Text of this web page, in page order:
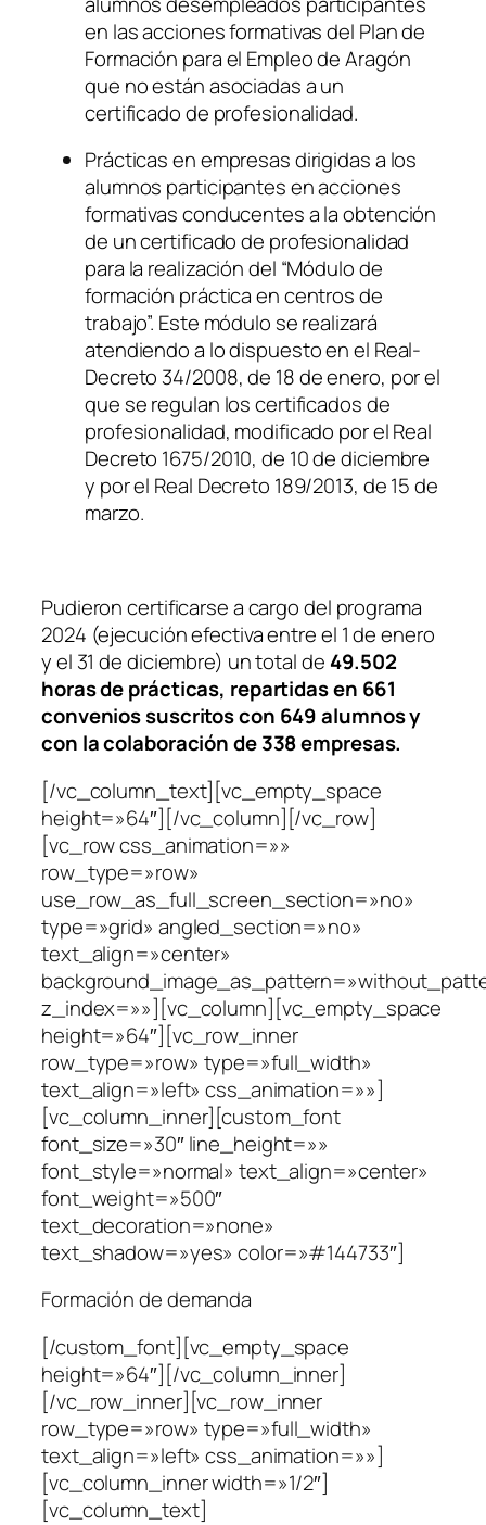
en las acciones formativas del Plan de
Formación para el Empleo de Aragón
que no están asociadas a un
certificado de profesionalidad.
Prácticas en empresas dirigidas a los
alumnos participantes en acciones
formativas conducentes a la obtención
de un certificado de profesionalidad
para la realización del “Módulo de
formación práctica en centros de
trabajo”. Este módulo se realizará
atendiendo a lo dispuesto en el Real-
Decreto 34/2008, de 18 de enero, por el
que se regulan los certificados de
profesionalidad, modificado por el Real
Decreto 1675/2010, de 10 de diciembre
y por el Real Decreto 189/2013, de 15 de
marzo.
Pudieron certificarse a cargo del programa
2024 (ejecución efectiva entre el 1 de enero
y el 31 de diciembre) un total de 49.502
horas de prácticas, repartidas en 661
convenios suscritos con 649 alumnos y
con la colaboración de 338 empresas.
[/vc_column_text][vc_empty_space
height=»64″][/vc_column][/vc_row]
[vc_row css_animation=»»
row_type=»row»
use_row_as_full_screen_section=»no»
type=»grid» angled_section=»no»
text_align=»center»
z_index=»»][vc_column][vc_empty_space
height=»64″][vc_row_inner
row_type=»row» type=»full_width»
text_align=»left» css_animation=»»]
[vc_column_inner][custom_font
font_size=»30″ line_height=»»
font_style=»normal» text_align=»center»
font_weight=»500″
text_decoration=»none»
text_shadow=»yes» color=»#144733″]
Formación de demanda
[/custom_font][vc_empty_space
height=»64″][/vc_column_inner]
[/vc_row_inner][vc_row_inner
row_type=»row» type=»full_width»
text_align=»left» css_animation=»»]
[vc_column_inner width=»1/2″]
[vc_column_text]